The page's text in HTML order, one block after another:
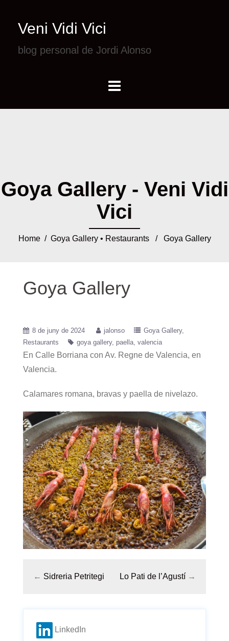
Veni Vidi Vici
blog personal de Jordi Alonso
Goya Gallery - Veni Vidi
Vici
Home/ Goya Gallery• Restaurants/ Goya Gallery
Goya Gallery
8 de juny de 2024 jalonso
Goya Gallery
Restaurants
goya gallery paella valencia
En Calle Borriana con Av. Regne de Valencia, en
Valencia.
Calamares romana, bravas y paella de nivelazo.
← Sidreria Petritegi Lo Pati de l’Agustí →
LinkedIn